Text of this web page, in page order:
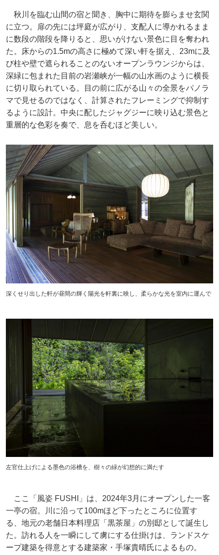
秋川を臨む山間の宿と聞き、胸中に期待を膨らませ玄関
に立つ。扉の先には坪庭が広がり、支配人に導かれるまま
に数段の階段を降りると、思いがけない景色に目を奪われ
た。床からの1.5mの高さに極めて深い軒を据え、23mに及
び柱や壁で遮られることのないオープンラウンジからは、
深緑に包まれた目前の岩瀬峡が一幅の山水画のように横長
に切り取られている。目の前に広がる山々の全景をパノラ
マで見せるのではなく、計算されたフレーミングで抑制す
るように設計。中央に配したジャグジーに映り込む景色と
重層的な色彩を奏で、息を呑むほど美しい。
深くせり出した軒が昼間の輝く陽光を軒裏に映し、柔らかな光を室内に運んで
左官仕上げによる墨色の浴槽を、樹々の緑が幻想的に満たす
ここ「風姿 FUSHI」は、2024年3月にオープンした一客
一亭の宿。川に沿って100mほど下ったところに位置す
る、地元の老舗日本料理店「黒茶屋」の別邸として誕生し
た。訪れる人を一瞬にして虜にする仕掛けは、ランドスケ
ープ建築を得意とする建築家・手塚貴晴氏によるもの。